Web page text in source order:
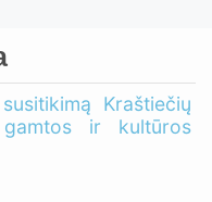
Kraštiečių
gamtos ir kultūros